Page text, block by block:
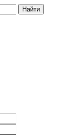
Найти